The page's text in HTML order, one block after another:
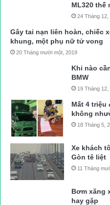
ML320 thế
24 Tháng 12,
Gây tai nạn liên hoàn, chiếc
khung, một phụ nữ tử vong
20 Tháng mười một, 2019
Khi nào
BMW
19 Tháng 12,
Mất 4 triệu
không
18 Tháng 5,
Xe khách
Gòn tê liệt
11 Tháng
Bơm xăng
hay gặp